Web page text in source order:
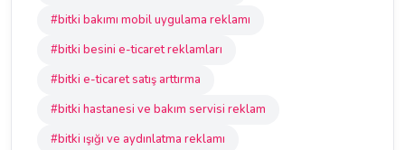
#bitki bakımı mobil uygulama reklamı
#bitki besini e-ticaret reklamları
#bitki e-ticaret satış arttırma
#bitki hastanesi ve bakım servisi reklam
#bitki ışığı ve aydınlatma reklamı